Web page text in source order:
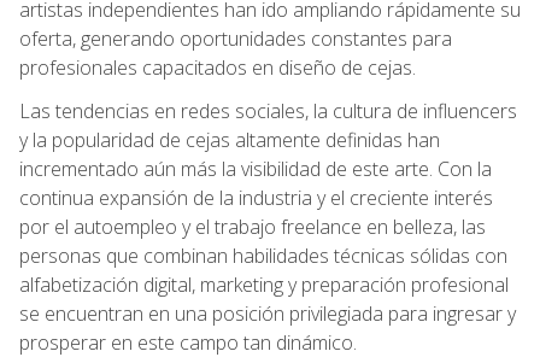
artistas independientes han ido ampliando rápidamente su
oferta, generando oportunidades constantes para
profesionales capacitados en diseño de cejas.
Las tendencias en redes sociales, la cultura de influencers
y la popularidad de cejas altamente definidas han
incrementado aún más la visibilidad de este arte. Con la
continua expansión de la industria y el creciente interés
por el autoempleo y el trabajo freelance en belleza, las
personas que combinan habilidades técnicas sólidas con
alfabetización digital, marketing y preparación profesional
se encuentran en una posición privilegiada para ingresar y
prosperar en este campo tan dinámico.